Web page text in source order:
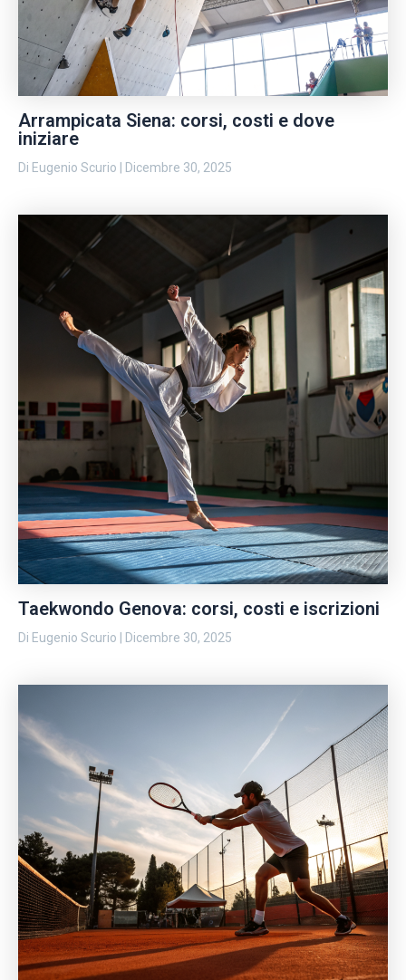
Arrampicata Siena: corsi, costi e dove
iniziare
Di Eugenio Scurio Dicembre 30, 2025
Taekwondo Genova: corsi, costi e iscrizioni
Di Eugenio Scurio Dicembre 30, 2025